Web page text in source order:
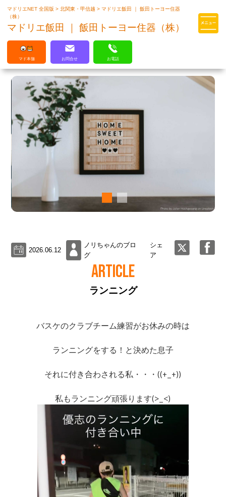
マドリエはLIXILの厳しい基準を
マドリエNET 全国版>北関東・甲信越>マドリエ飯田 ｜ 飯田トーヨー住器
（株）
マドリエ飯田 ｜ 飯田トーヨー住器（株）
マド本舗 お問合せ お電話
2026.06.12
ノリちゃんのブロ
グ
シェ
ア
ARTICLE
ランニング